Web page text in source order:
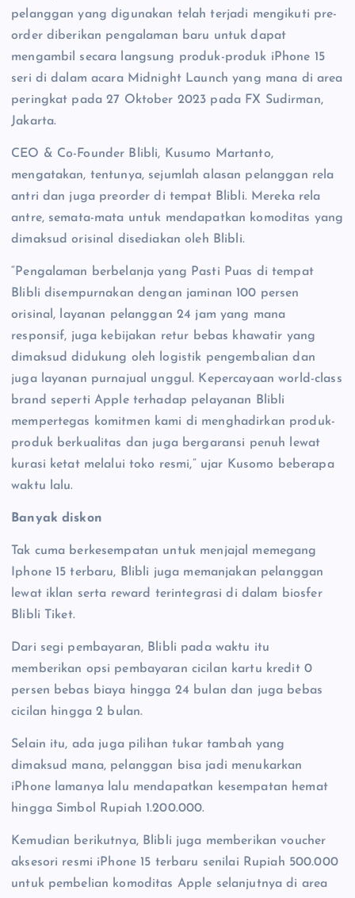
pelanggan yang digunakan telah terjadi mengikuti pre-
order diberikan pengalaman baru untuk dapat
mengambil secara langsung produk-produk iPhone 15
seri di dalam acara Midnight Launch yang mana di area
peringkat pada 27 Oktober 2023 pada FX Sudirman,
Jakarta.
CEO & Co-Founder Blibli, Kusumo Martanto,
mengatakan, tentunya, sejumlah alasan pelanggan rela
antri dan juga preorder di tempat Blibli. Mereka rela
antre, semata-mata untuk mendapatkan komoditas yang
dimaksud orisinal disediakan oleh Blibli.
“Pengalaman berbelanja yang Pasti Puas di tempat
Blibli disempurnakan dengan jaminan 100 persen
orisinal, layanan pelanggan 24 jam yang mana
responsif, juga kebijakan retur bebas khawatir yang
dimaksud didukung oleh logistik pengembalian dan
juga layanan purnajual unggul. Kepercayaan world-class
brand seperti Apple terhadap pelayanan Blibli
mempertegas komitmen kami di menghadirkan produk-
produk berkualitas dan juga bergaransi penuh lewat
kurasi ketat melalui toko resmi,” ujar Kusomo beberapa
waktu lalu.
Banyak diskon
Tak cuma berkesempatan untuk menjajal memegang
Iphone 15 terbaru, Blibli juga memanjakan pelanggan
lewat iklan serta reward terintegrasi di dalam biosfer
Blibli Tiket.
Dari segi pembayaran, Blibli pada waktu itu
memberikan opsi pembayaran cicilan kartu kredit 0
persen bebas biaya hingga 24 bulan dan juga bebas
cicilan hingga 2 bulan.
Selain itu, ada juga pilihan tukar tambah yang
dimaksud mana, pelanggan bisa jadi menukarkan
iPhone lamanya lalu mendapatkan kesempatan hemat
hingga Simbol Rupiah 1.200.000.
Kemudian berikutnya, Blibli juga memberikan voucher
aksesori resmi iPhone 15 terbaru senilai Rupiah 500.000
untuk pembelian komoditas Apple selanjutnya di area